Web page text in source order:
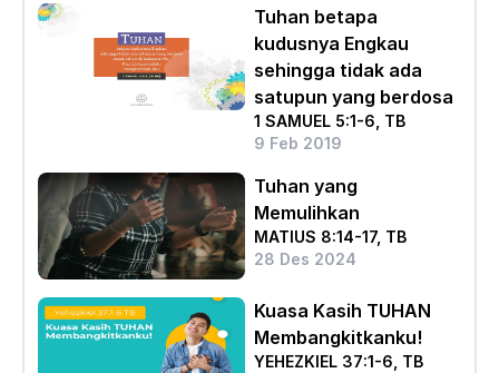
Tuhan betapa
kudusnya Engkau
sehingga tidak ada
satupun yang berdosa
1 SAMUEL 5:1-6, TB
9 Feb 2019
Tuhan yang
Memulihkan
MATIUS 8:14-17, TB
28 Des 2024
Kuasa Kasih TUHAN
Membangkitkanku!
YEHEZKIEL 37:1-6, TB